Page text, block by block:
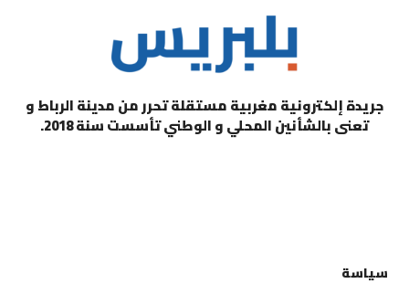
جريدة إلكترونية مغربية مستقلة تحرر من مدينة الرباط و
تعنى بالشأنين المحلي و الوطني تأسست سنة 2018.
سياسة